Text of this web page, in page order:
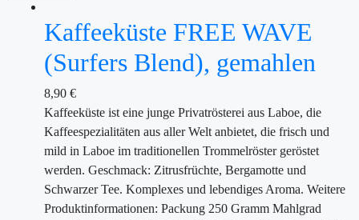
Kaffeeküste FREE WAVE
(Surfers Blend), gemahlen
8,90 €
Kaffeeküste ist eine junge Privatrösterei aus Laboe, die
Kaffeespezialitäten aus aller Welt anbietet, die frisch und
mild in Laboe im traditionellen Trommelröster geröstet
werden. Geschmack: Zitrusfrüchte, Bergamotte und
Schwarzer Tee. Komplexes und lebendiges Aroma. Weitere
Produktinformationen: Packung 250 Gramm Mahlgrad